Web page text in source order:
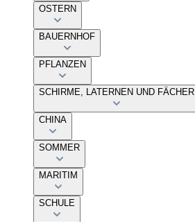
OSTERN
BAUERNHOF
PFLANZEN
SCHIRME, LATERNEN UND FÄCHER
CHINA
SOMMER
MARITIM
SCHULE